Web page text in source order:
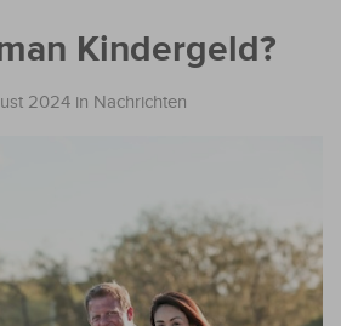
Kindergeld?
2024 in Nachrichten